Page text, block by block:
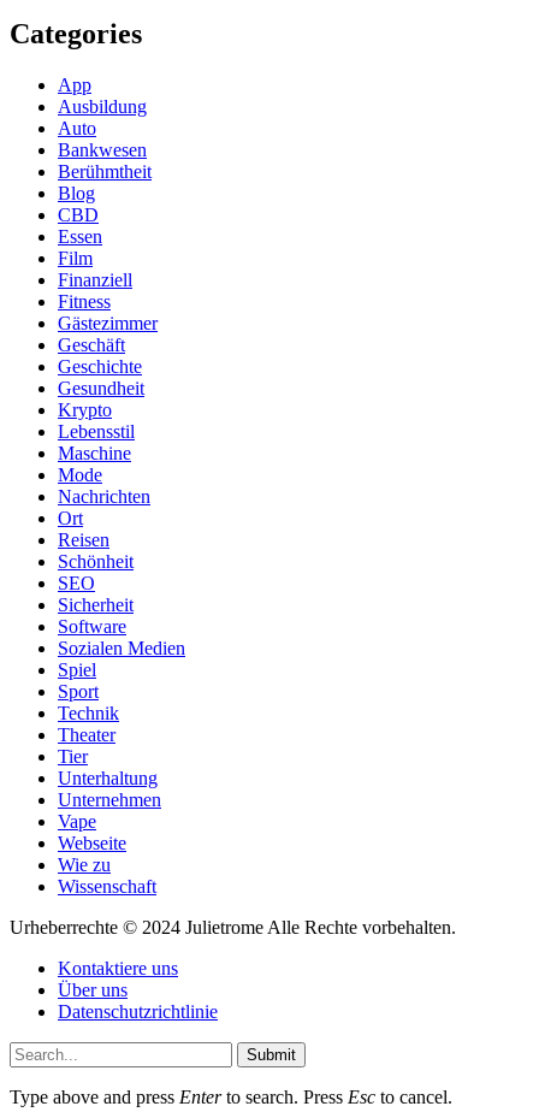
Categories
App
Ausbildung
Auto
Bankwesen
Berühmtheit
Blog
CBD
Essen
Film
Finanziell
Fitness
Gästezimmer
Geschäft
Geschichte
Gesundheit
Krypto
Lebensstil
Maschine
Mode
Nachrichten
Ort
Reisen
Schönheit
SEO
Sicherheit
Software
Sozialen Medien
Spiel
Sport
Technik
Theater
Tier
Unterhaltung
Unternehmen
Vape
Webseite
Wie zu
Wissenschaft
Urheberrechte © 2024 Julietrome Alle Rechte vorbehalten.
Kontaktiere uns
Über uns
Datenschutzrichtlinie
Submit
Type above and press Enterto search. Press Esc to cancel.